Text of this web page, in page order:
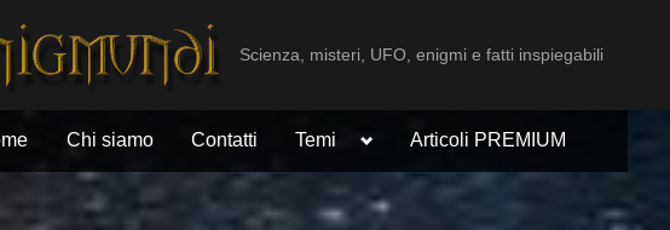
Scienza, misteri, UFO, enigmi e fatti inspiegabili
Chi siamo Contatti Temi
Toggle
menu
Articoli PREMIUM